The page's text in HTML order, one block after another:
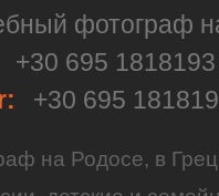
фотограф
+30 695
+30 695
на Родосе, в